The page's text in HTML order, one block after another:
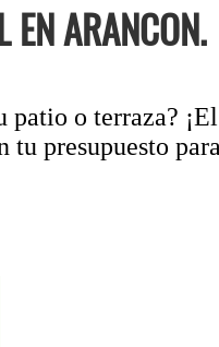
EN ARANCON.
o terraza? ¡El
presupuesto